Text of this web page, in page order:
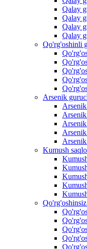
Qalay
Qalay
Qalay
Qalay
Qo'rg'oshinli
Arsenik
Kumush